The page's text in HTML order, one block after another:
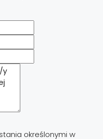
określonymi w